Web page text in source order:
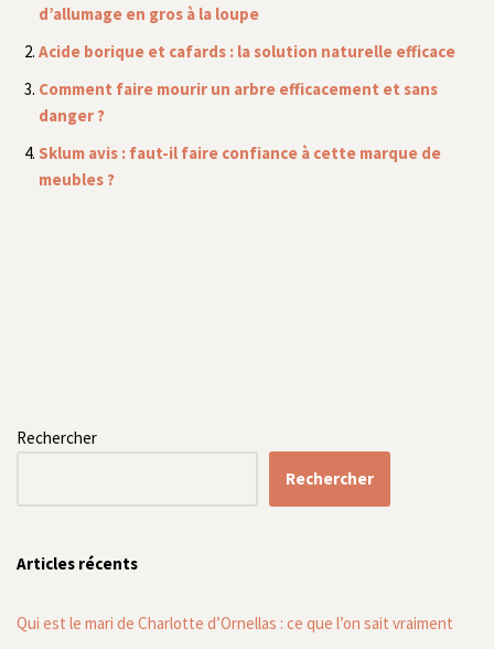
d’allumage en gros à la loupe
Acide borique et cafards : la solution naturelle efficace
Comment faire mourir un arbre efficacement et sans
danger ?
Sklum avis : faut-il faire confiance à cette marque de
meubles ?
Rechercher
Rechercher
Articles récents
Qui est le mari de Charlotte d’Ornellas : ce que l’on sait vraiment